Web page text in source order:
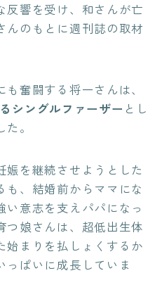
反響を受け、和さんが亡
んのもとに週刊誌の取材
奮闘する将一さんは、
シングルファーザー とし
。
娠を継続させようとした
も、結婚前からママにな
い意志を支えパパになっ
つ娘さんは、超低出生体
始まりを払しょくするか
っぱいに成長していま